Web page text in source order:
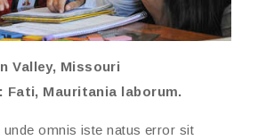
Valley, Missouri
Fati, Mauritania laborum.
unde omnis iste natus error sit